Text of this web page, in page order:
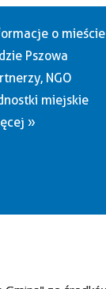
o mieście
Pszowa
NGO
miejskie
»